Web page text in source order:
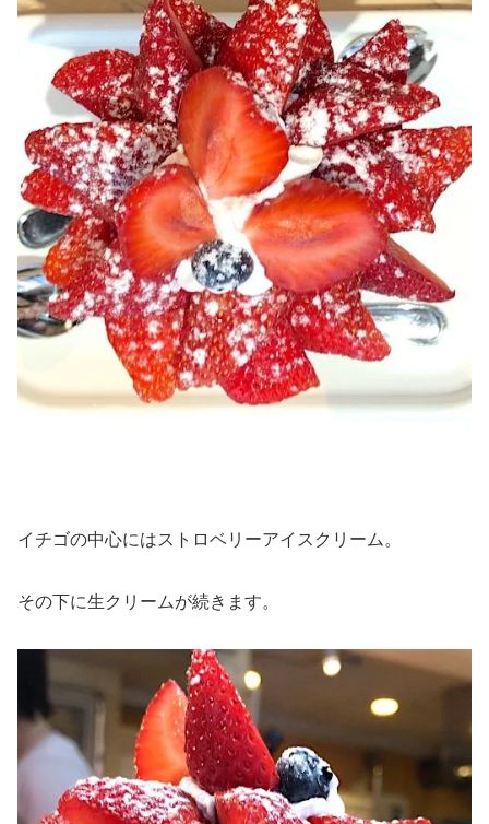
イチゴの中心にはストロベリーアイスクリーム。
その下に生クリームが続きます。